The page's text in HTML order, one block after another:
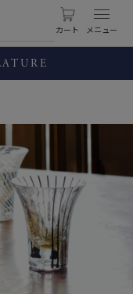
カート